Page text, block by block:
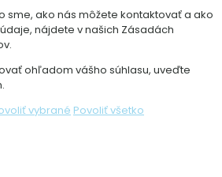
sme, ako nás môžete kontaktovať a ako
nájdete v našich Zásadách
ohľadom vášho súhlasu, uveďte
vybrané Povoliť všetko